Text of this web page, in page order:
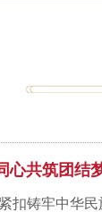
心共筑团结
扣铸牢中华